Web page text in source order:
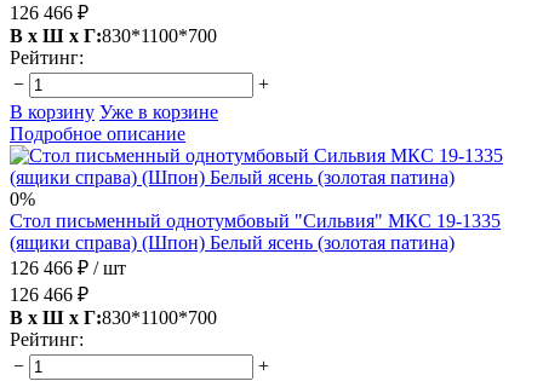
126 466 ₽
В х Ш х Г:830*1100*700
Рейтинг:
−
+
В корзину Уже в корзине
Подробное описание
0%
Стол письменный однотумбовый "Сильвия" МКС 19-1335
(ящики справа) (Шпон) Белый ясень (золотая патина)
126 466 ₽ / шт
126 466 ₽
В х Ш х Г:830*1100*700
Рейтинг:
−
+